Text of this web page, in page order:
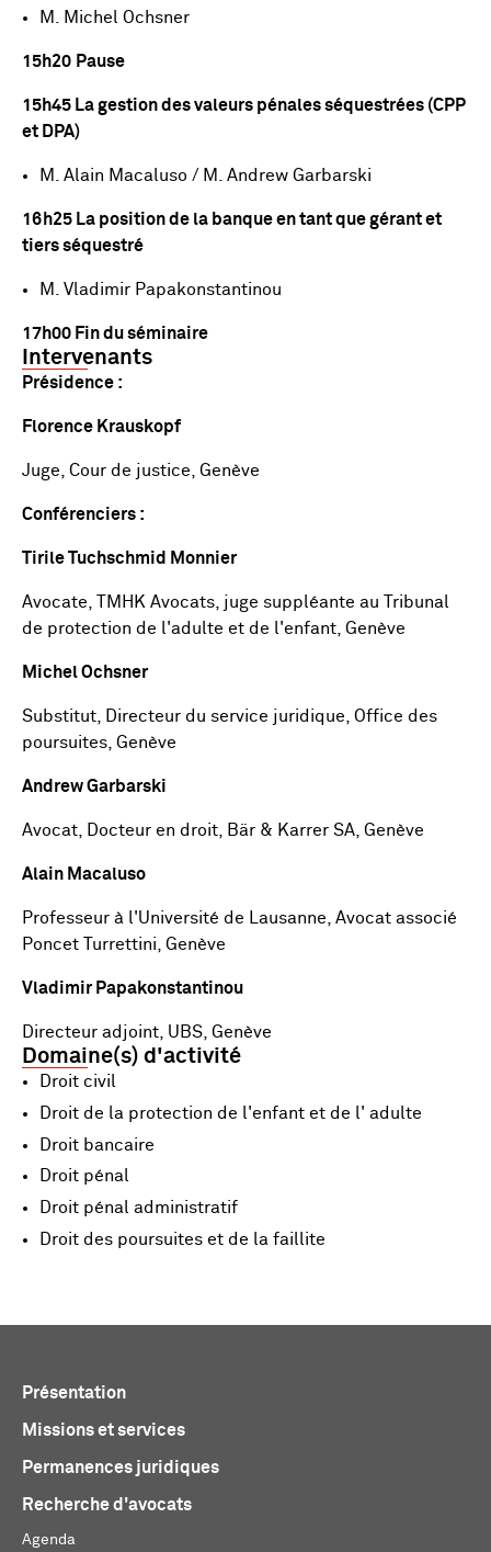
M. Michel Ochsner
15h20 Pause
15h45 La gestion des valeurs pénales séquestrées (CPP
et DPA)
M. Alain Macaluso / M. Andrew Garbarski
16h25 La position de la banque en tant que gérant et
tiers séquestré
M. Vladimir Papakonstantinou
17h00 Fin du séminaire
Intervenants
Présidence :
Florence Krauskopf
Juge, Cour de justice, Genève
Conférenciers :
Tirile Tuchschmid Monnier
Avocate, TMHK Avocats, juge suppléante au Tribunal
de protection de l'adulte et de l'enfant, Genève
Michel Ochsner
Substitut, Directeur du service juridique, Office des
poursuites, Genève
Andrew Garbarski
Avocat, Docteur en droit, Bär & Karrer SA, Genève
Alain Macaluso
Professeur à l'Université de Lausanne, Avocat associé
Poncet Turrettini, Genève
Vladimir Papakonstantinou
Directeur adjoint, UBS, Genève
Domaine(s) d'activité
Droit civil
Droit de la protection de l'enfant et de l' adulte
Droit bancaire
Droit pénal
Droit pénal administratif
Droit des poursuites et de la faillite
Présentation
Missions et services
Permanences juridiques
Recherche d'avocats
Agenda